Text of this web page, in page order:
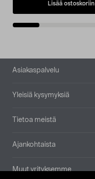
Lisää ostoskoriin
Alatunniste
Asiakaspalvelu
Yleisiä kysymyksiä
Tietoa meistä
Ajankohtaista
Muut yrityksemme